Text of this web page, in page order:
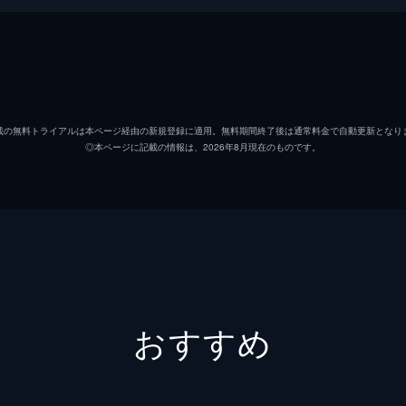
ないでなかよくあそべるかな？
無料トライアルは本ページ経由の新規登録に適用。無料期間終了後は通常料金で自動更新となり
◎本ページに記載の情報は、2026年8月現在のものです。
おすすめ